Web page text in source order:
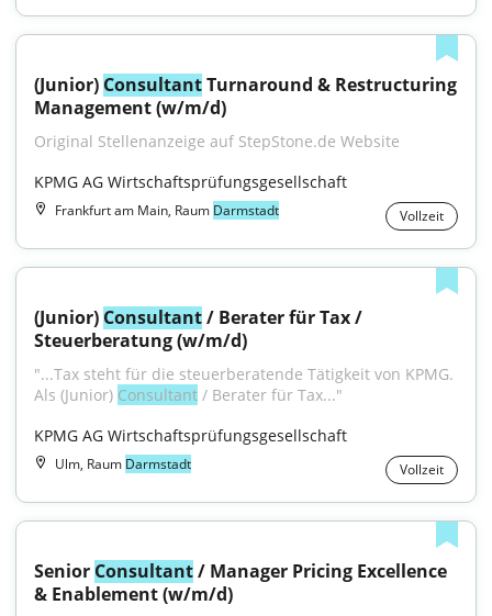
(Junior) Consultant Turnaround & Restructuring
Management (w/m/d)
Original Stellenanzeige auf StepStone.de Website
KPMG AG Wirtschaftsprüfungsgesellschaft
Frankfurt am Main, Raum Darmstadt Vollzeit
(Junior) Consultant / Berater für Tax /
Steuerberatung (w/m/d)
"...Tax steht für die steuerberatende Tätigkeit von KPMG.
Als (Junior) Consultant / Berater für Tax..."
KPMG AG Wirtschaftsprüfungsgesellschaft
Ulm, Raum Darmstadt Vollzeit
Senior Consultant / Manager Pricing Excellence
& Enablement (w/m/d)